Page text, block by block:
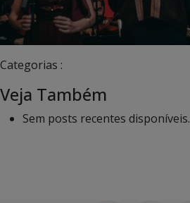
Categorias :
Veja Também
Sem posts recentes disponíveis.